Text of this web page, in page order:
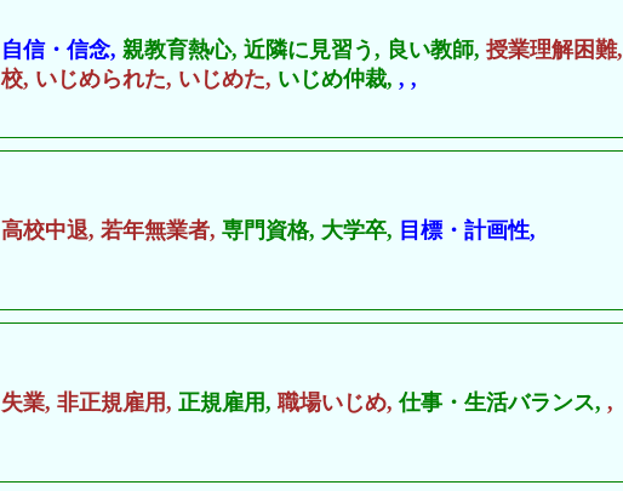
自信・信念, 親教育熱心, 近隣に見習う, 良い教師, 授業理解困難,
校, いじめられた, いじめた, いじめ仲裁, , ,
高校中退, 若年無業者, 専門資格, 大学卒, 目標・計画性,
失業, 非正規雇用, 正規雇用, 職場いじめ,仕事・生活バランス, ,